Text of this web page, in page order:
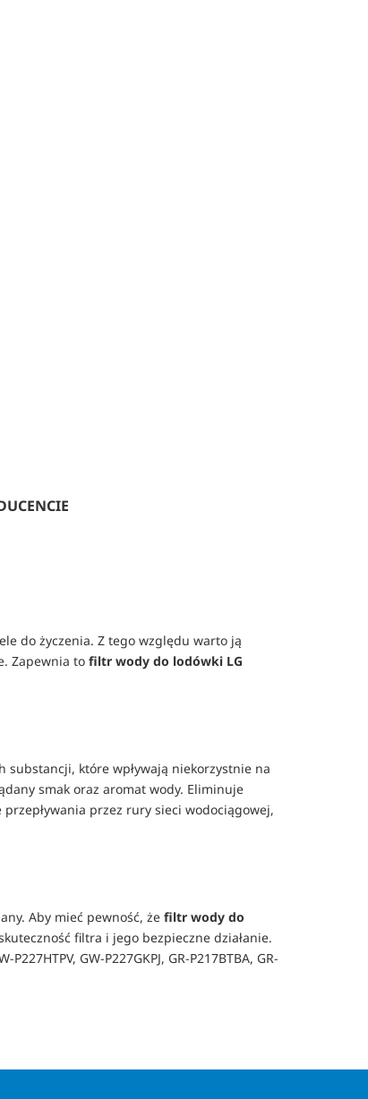
do życzenia. Z tego względu warto ją
Zapewnia to filtr wody do lodówki LG
które wpływają niekorzystnie na
smak oraz aromat wody. Eliminuje
przez rury sieci wodociągowej,
Aby mieć pewność, że filtr wody do
filtra i jego bezpieczne działanie.
GW-P227GKPJ, GR-P217BTBA, GR-